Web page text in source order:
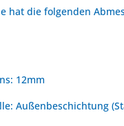
hat die folgenden
12mm
Außenbeschichtung